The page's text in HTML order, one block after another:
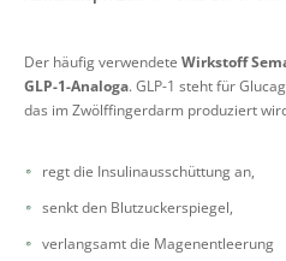
Der häufig verwendete Wirkstoff
GLP-1-Analoga. GLP-1 steht für
das im Zwölffingerdarm produziert
regt die Insulinausschüttung an,
senkt den Blutzuckerspiegel,
verlangsamt die Magenentleerung